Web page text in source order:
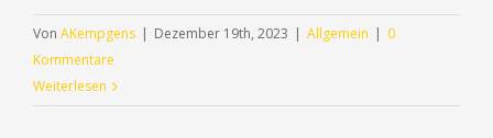
Von AKempgens | Dezember 19th, 2023 | Allgemein | 0
Kommentare
Weiterlesen